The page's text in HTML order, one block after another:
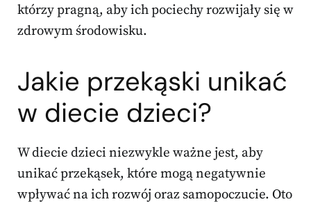
którzy pragną, aby ich pociechy rozwijały się w
zdrowym środowisku.
Jakie przekąski unikać
w diecie dzieci?
W diecie dzieci niezwykle ważne jest, aby
unikać przekąsek, które mogą negatywnie
wpływać na ich rozwój oraz samopoczucie. Oto